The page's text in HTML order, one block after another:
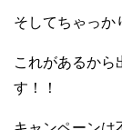
そしてちゃっか
これがあるから
す！！